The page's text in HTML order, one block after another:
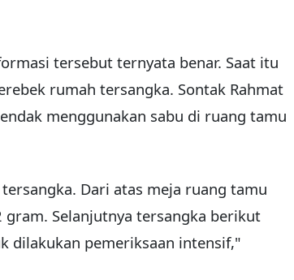
tersebut ternyata benar. Saat itu
rumah tersangka. Sontak Rahmat
menggunakan sabu di ruang tamu
Dari atas meja ruang tamu
Selanjutnya tersangka berikut
dilakukan pemeriksaan intensif,"